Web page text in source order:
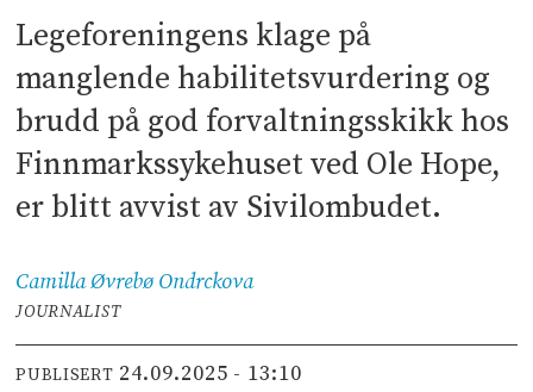
Legeforeningens klage på
manglende habilitetsvurdering og
brudd på god forvaltningsskikk hos
Finnmarkssykehuset ved Ole Hope,
er blitt avvist av Sivilombudet.
Camilla Øvrebø Ondrckova
JOURNALIST
PUBLISERT 24.09.2025 - 13:10